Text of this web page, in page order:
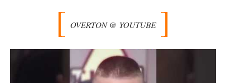
vor 8 Stunden zu:
Geheimhaltung
35
Der Deep-State braucht Feinde wie ein Fisch das Wasser. Und nichts
erschafft bessere Feinde als…
OVERTON @ YOUTUBE